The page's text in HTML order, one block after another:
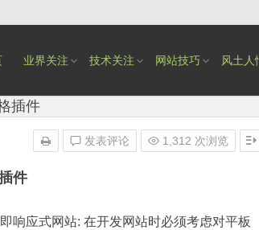
业界关注 技术关注 网站技巧 风土人
插件
件
发表评论 1,312 次浏览
应式网站: 在开发网站时必须考虑对平板